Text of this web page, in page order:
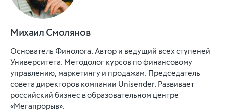
Михаил Смолянов
Основатель Финолога. Автор и ведущий всех ступеней
Университета. Методолог курсов по финансовому
управлению, маркетингу и продажам. Председатель
совета директоров компании Unisender. Развивает
российский бизнес в образовательном центре
«Мегапрорыв».